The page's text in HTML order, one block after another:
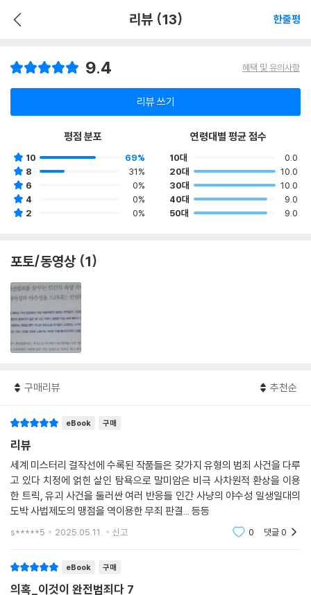
리뷰 (13) 한줄평
9.4 혜택 및 유의사항
리뷰 쓰기
평점 분포
10
69%
8
31%
6
0%
4
0%
2
0%
연령대별 평균 점수
10대
0.0
20대
10.0
30대
10.0
40대
9.0
50대
9.0
포토/동영상 (1)
구매리뷰 추천순
eBook 구매
리뷰
세계 미스터리 걸작선에 수록된 작품들은 갖가지 유형의 범죄 사건을 다루
고 있다 치정에 얽힌 살인 탐욕으로 말미암은 비극 사차원적 환상을 이용
한 트릭, 유괴 사건을 둘러싼 여러 반응들 인간 사냥의 야수성 일생일대의
도박 사법제도의 맹점을 역이용한 무죄 판결... 등등
s*****5 2025.05.11. 신고 0 댓글0
eBook 구매
의혹_이것이 완전범죄다 7